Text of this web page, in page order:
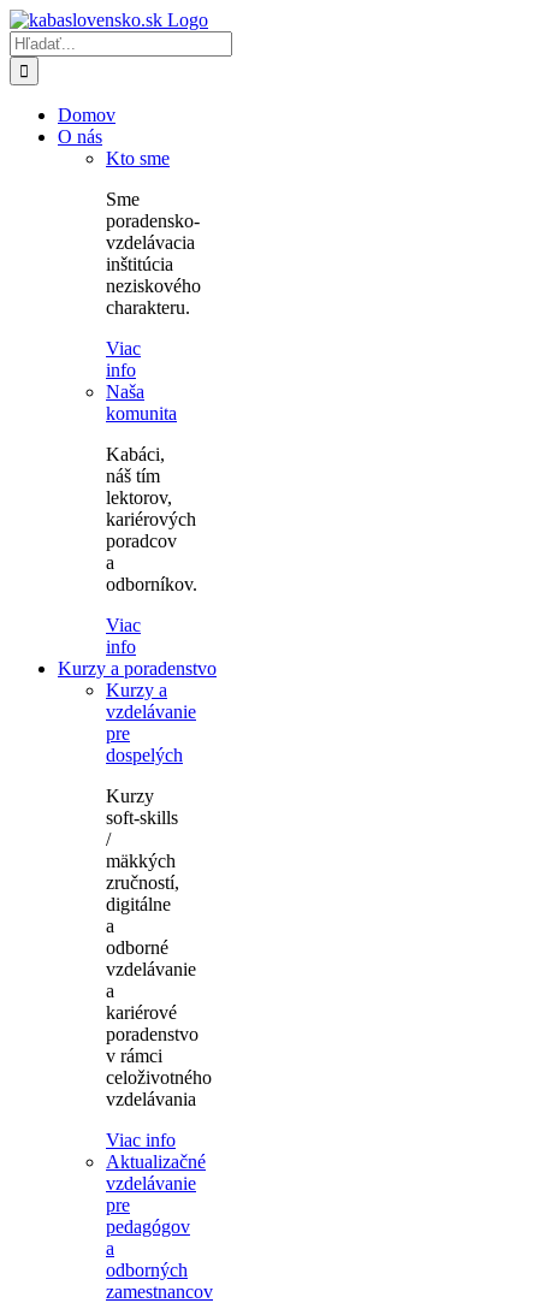
Skip
to
content
Hľadať:
Domov
O nás
Kto sme
Sme
poradensko-
vzdelávacia
inštitúcia
neziskového
charakteru.
Viac
info
Naša
komunita
Kabáci,
náš tím
lektorov,
kariérových
poradcov
a
odborníkov.
Viac
info
Kurzy a poradenstvo
Kurzy a
vzdelávanie
pre
dospelých
Kurzy
soft-skills
/
mäkkých
zručností,
digitálne
a
odborné
vzdelávanie
a
kariérové
poradenstvo
v rámci
celoživotného
vzdelávania
Viac info
Aktualizačné
vzdelávanie
pre
pedagógov
a
odborných
zamestnancov